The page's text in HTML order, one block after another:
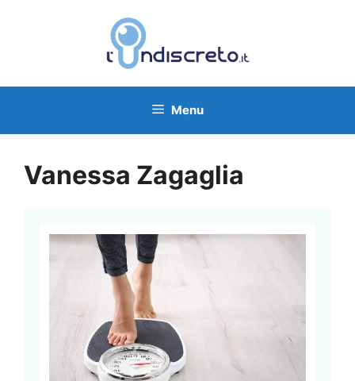
Menu
Vanessa Zagaglia